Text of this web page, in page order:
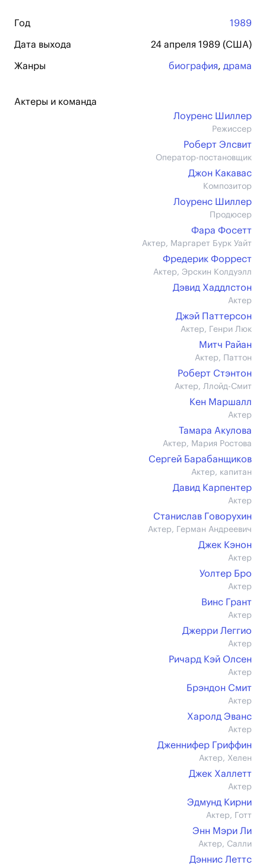
Год 1989
Дата выхода 24 апреля 1989 (США)
Жанры биография, драма
Актеры и команда
Лоуренс Шиллер
Режиссер
Роберт Элсвит
Оператор-постановщик
Джон Какавас
Композитор
Лоуренс Шиллер
Продюсер
Фара Фосетт
Актер, Маргарет Бурк Уайт
Фредерик Форрест
Актер, Эрскин Колдуэлл
Дэвид Хаддлстон
Актер
Джэй Паттерсон
Актер, Генри Люк
Митч Райан
Актер, Паттон
Роберт Стэнтон
Актер, Ллойд-Смит
Кен Маршалл
Актер
Тамара Акулова
Актер, Мария Ростова
Сергей Барабанщиков
Актер, капитан
Давид Карпентер
Актер
Станислав Говорухин
Актер, Герман Андреевич
Джек Кэнон
Актер
Уолтер Бро
Актер
Винс Грант
Актер
Джерри Леггио
Актер
Ричард Кэй Олсен
Актер
Брэндон Смит
Актер
Харолд Эванс
Актер
Дженнифер Гриффин
Актер, Хелен
Джек Халлетт
Актер
Эдмунд Кирни
Актер, Готт
Энн Мэри Ли
Актер, Салли
Дэннис Леттс